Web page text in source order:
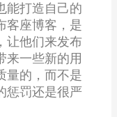
能打造自己的
客座博客，是
让他们来发布
来一些新的用
量的，而不是
惩罚还是很严